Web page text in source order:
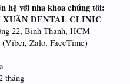
hệ với nha khoa chúng tôi:
DENTAL CLINIC
22, Bình Thạnh, HCM
(Viber, Zalo, FaceTime)
tháng